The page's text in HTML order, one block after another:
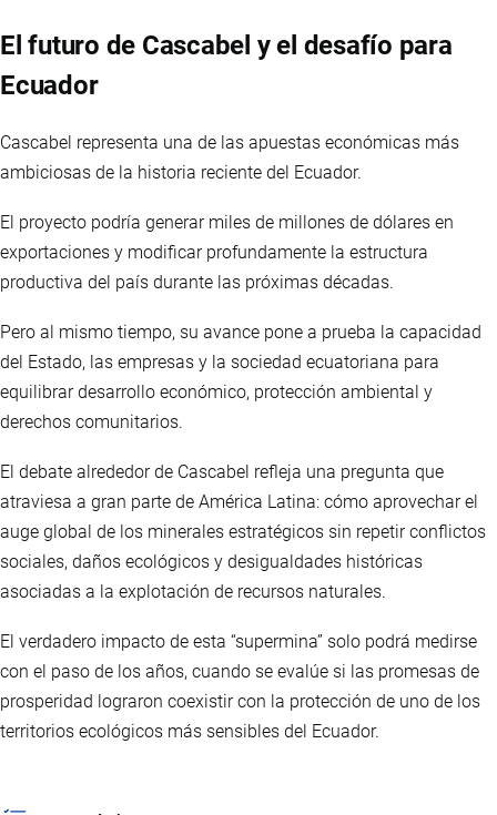
El futuro de Cascabel y el desafío para
Ecuador
Cascabel representa una de las apuestas económicas más
ambiciosas de la historia reciente del Ecuador.
El proyecto podría generar miles de millones de dólares en
exportaciones y modificar profundamente la estructura
productiva del país durante las próximas décadas.
Pero al mismo tiempo, su avance pone a prueba la capacidad
del Estado, las empresas y la sociedad ecuatoriana para
equilibrar desarrollo económico, protección ambiental y
derechos comunitarios.
El debate alrededor de Cascabel refleja una pregunta que
atraviesa a gran parte de América Latina: cómo aprovechar el
auge global de los minerales estratégicos sin repetir conflictos
sociales, daños ecológicos y desigualdades históricas
asociadas a la explotación de recursos naturales.
El verdadero impacto de esta “supermina” solo podrá medirse
con el paso de los años, cuando se evalúe si las promesas de
prosperidad lograron coexistir con la protección de uno de los
territorios ecológicos más sensibles del Ecuador.